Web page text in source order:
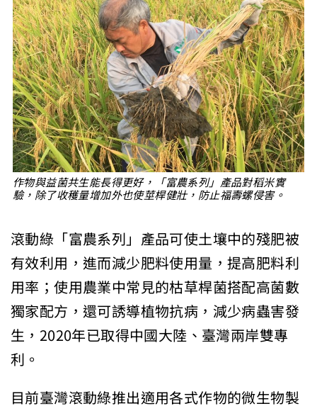
作物與益菌共生能長得更好，「富農系列」產品對稻米實
驗，除了收穫量增加外也使莖桿健壯，防止福壽螺侵害。
滾動綠「富農系列」產品可使土壤中的殘肥被
有效利用，進而減少肥料使用量，提高肥料利
用率；使用農業中常見的枯草桿菌搭配高菌數
獨家配方，還可誘導植物抗病，減少病蟲害發
生，2020年已取得中國大陸、臺灣兩岸雙專
利。
目前臺灣滾動綠推出適用各式作物的微生物製